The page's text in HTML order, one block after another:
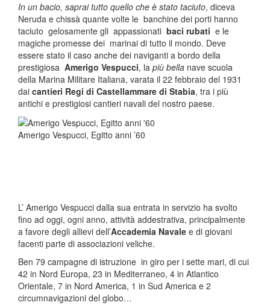
In un bacio, saprai tutto quello che è stato taciuto, diceva
Neruda e chissà quante volte le banchine dei porti hanno
taciuto gelosamente gli appassionati baci rubati e le
magiche promesse dei marinai di tutto il mondo. Deve
essere stato il caso anche dei naviganti a bordo della
prestigiosa Amerigo Vespucci, la più bella nave scuola
della Marina Militare Italiana, varata il 22 febbraio del 1931
dai cantieri Regi di Castellammare di Stabia, tra i più
antichi e prestigiosi cantieri navali del nostro paese.
Amerigo Vespucci, Egitto anni ’60
L’ Amerigo Vespucci dalla sua entrata in servizio ha svolto
fino ad oggi, ogni anno, attività addestrativa, principalmente
a favore degli allievi dell’Accademia Navale e di giovani
facenti parte di associazioni veliche.
Ben 79 campagne di istruzione in giro per i sette mari, di cui
42 in Nord Europa, 23 in Mediterraneo, 4 in Atlantico
Orientale, 7 in Nord America, 1 in Sud America e 2
circumnavigazioni del globo…